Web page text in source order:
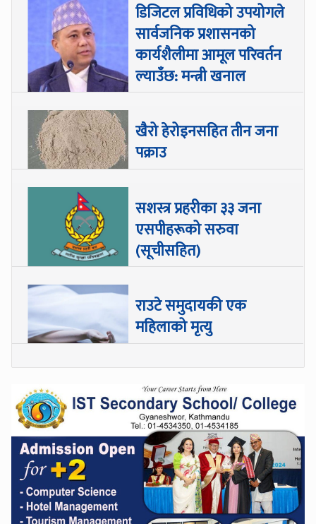
डिजिटल प्रविधिको उपयोगले
सार्वजनिक प्रशासनको
कार्यशैलीमा आमूल परिवर्तन
ल्याउँछ: मन्त्री खनाल
खैरो हेरोइनसहित तीन जना
पक्राउ
सशस्त्र प्रहरीका ३३ जना
एसपीहरूको सरुवा
(सूचीसहित)
राउटे समुदायकी एक
महिलाको मृत्यु